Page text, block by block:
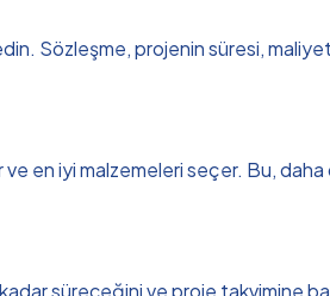
Sözleşme, projenin süresi,
en iyi malzemeleri seçer. Bu, daha
süreceğini ve proje takvimine